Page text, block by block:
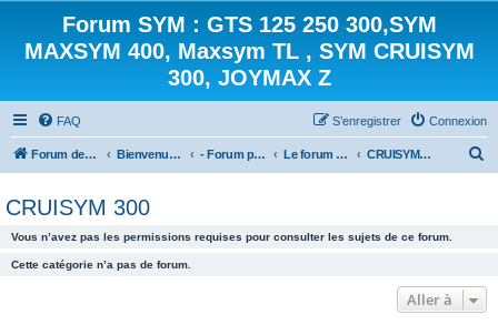
Forum SYM : GTS 125 250 300,SYM
MAXSYM 400, Maxsym TL , SYM CRUISYM
300, JOYMAX Z
FAQ Connexion
S’enregistrer
Forum des scooters SYM - GTS -MAXSYM - CRUISYM - JOYMAX - Maxsym TL Bienvenue sur le forum des scooters de la gamme SYM - Forum principal - Le forum des Scooters SYM CRUISYM 300
r
c
CRUISYM 300
Vous n’avez pas les permissions requises pour consulter les sujets de ce forum.
Cette catégorie n’a pas de forum.
Aller à